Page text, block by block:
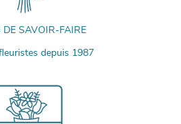
DE SAVOIR-FAIRE
depuis 1987